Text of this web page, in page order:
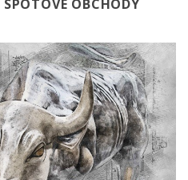
SPOTOVÉ OBCHODY